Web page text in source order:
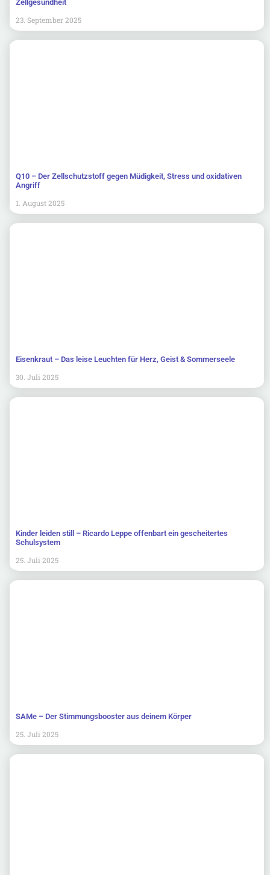
Zellgesundheit
23. September 2025
Q10 – Der Zellschutzstoff gegen Müdigkeit, Stress und oxidativen
Angriff
1. August 2025
Eisenkraut – Das leise Leuchten für Herz, Geist & Sommerseele
30. Juli 2025
Kinder leiden still – Ricardo Leppe offenbart ein gescheitertes
Schulsystem
25. Juli 2025
SAMe – Der Stimmungsbooster aus deinem Körper
25. Juli 2025